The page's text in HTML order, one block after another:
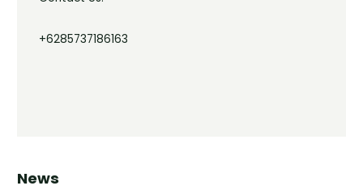
+6285737186163
News